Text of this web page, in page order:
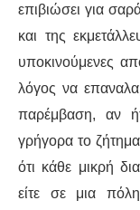
επιβιώσει για
και της
υποκινούμενες
λόγος να
παρέμβαση, αν
γρήγορα το
ότι κάθε μικρή
είτε σε μια